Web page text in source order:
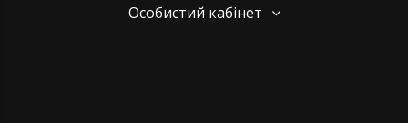
Особистий кабінет